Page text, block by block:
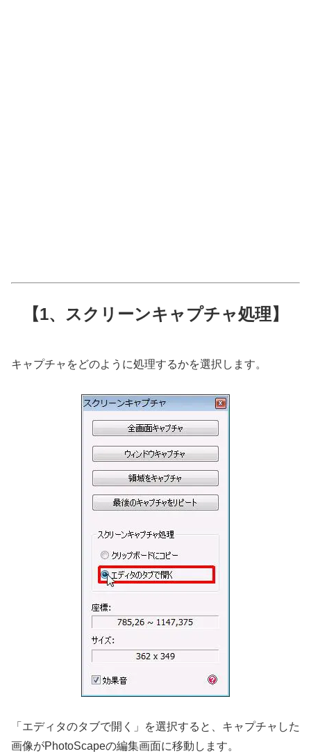
【1、スクリーンキャプチャ処理】
キャプチャをどのように処理するかを選択します。
「エディタのタブで開く」を選択すると、キャプチャした
画像がPhotoScapeの編集画面に移動します。